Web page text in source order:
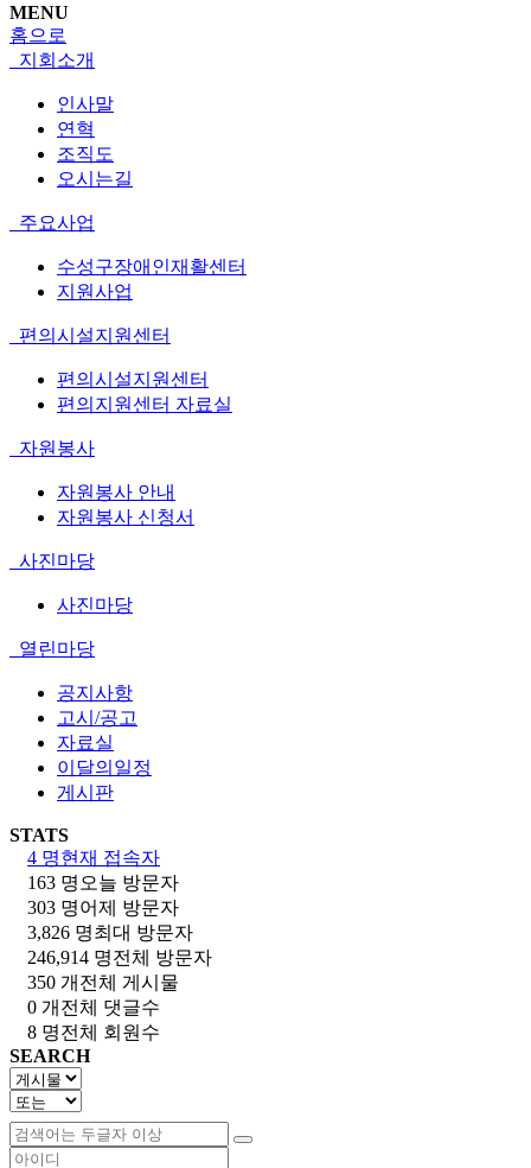
MENU
홈으로
지회소개
인사말
연혁
조직도
오시는길
주요사업
수성구장애인재활센터
지원사업
편의시설지원센터
편의시설지원센터
편의지원센터 자료실
자원봉사
자원봉사 안내
자원봉사 신청서
사진마당
사진마당
열린마당
공지사항
고시/공고
자료실
이달의일정
게시판
STATS
4 명현재 접속자
163 명 오늘 방문자
303 명어제 방문자
3,826 명최대 방문자
246,914 명전체 방문자
350 개 전체 게시물
0 개 전체 댓글수
8 명전체 회원수
SEARCH